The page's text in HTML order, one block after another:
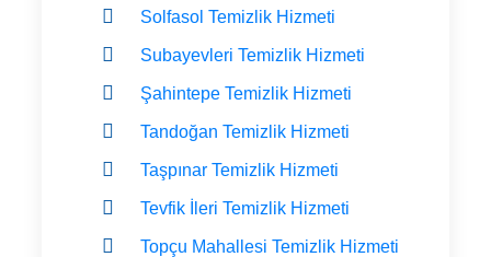
Solfasol Temizlik Hizmeti
Subayevleri Temizlik Hizmeti
Şahintepe Temizlik Hizmeti
Tandoğan Temizlik Hizmeti
Taşpınar Temizlik Hizmeti
Tevfik İleri Temizlik Hizmeti
Topçu Mahallesi Temizlik Hizmeti